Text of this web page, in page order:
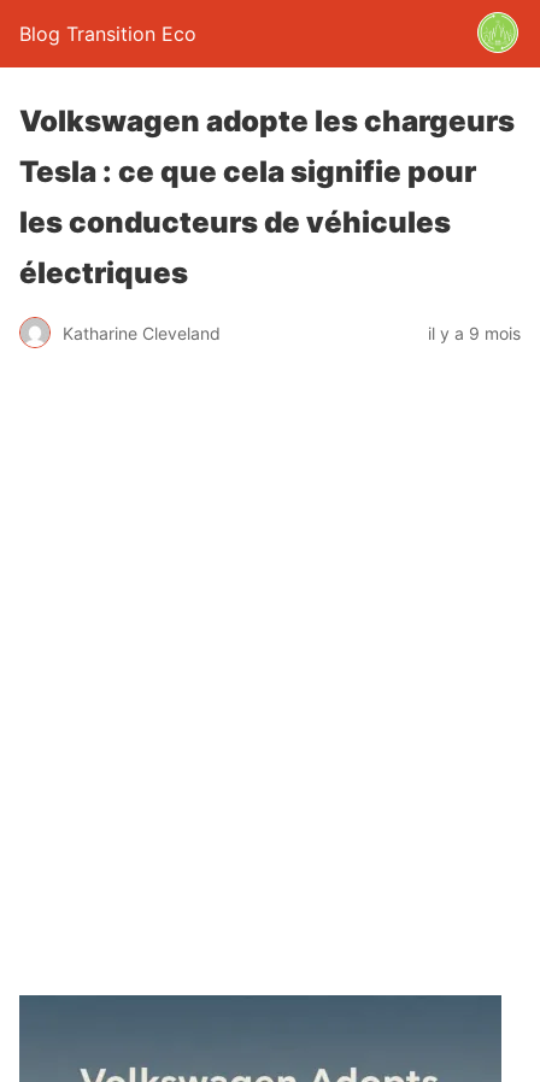
Blog Transition Eco
Volkswagen adopte les chargeurs
Tesla : ce que cela signifie pour
les conducteurs de véhicules
électriques
Katharine Cleveland il y a 9 mois